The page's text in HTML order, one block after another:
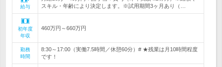
給与
スキル・年齢により決定します。※試用期間3ヶ月あり（…
初年度
年収
460万円～660万円
勤務
時間
8:30～17:00（実働7.5時間／休憩60分）# ★残業は月10時間程度
です！